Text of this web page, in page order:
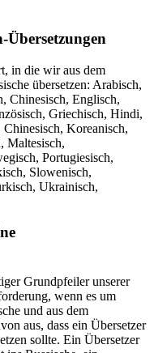
Übersetzungen
in die wir aus dem
übersetzen: Arabisch,
Chinesisch, Englisch,
Griechisch, Hindi,
Koreanisch,
Maltesisch,
Portugiesisch,
Slowenisch,
Ukrainisch,
Grundpfeiler unserer
wenn es um
und aus dem
aus, dass ein Übersetzer
sollte. Ein Übersetzer